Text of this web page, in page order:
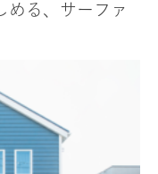
る、サーファ